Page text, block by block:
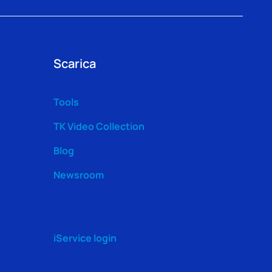
Scarica
Tools
TK Video Collection
Blog
Newsroom
iService login